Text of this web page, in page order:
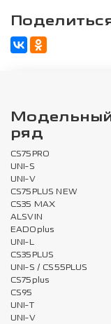
ряд
CS75PRO
UNI-S
UNI-V
CS75PLUS NEW
CS35 MAX
ALSVIN
EADOplus
UNI-L
CS35PLUS
UNI-S / CS55PLUS
CS75plus
CS95
UNI-T
UNI-V